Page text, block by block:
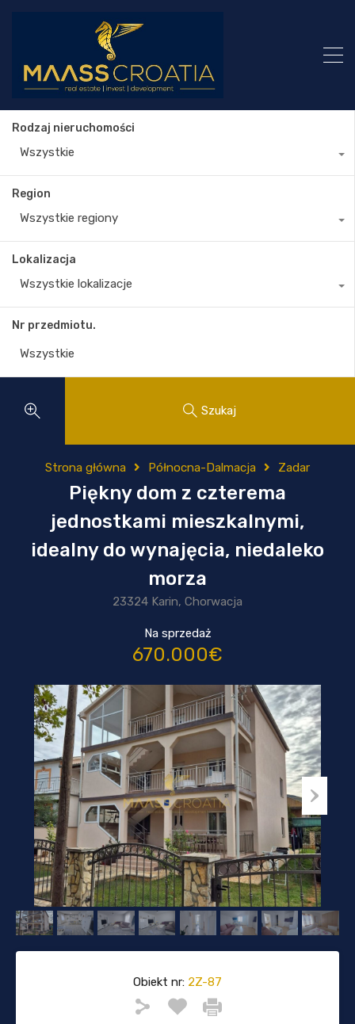
Rodzaj nieruchomości
Wszystkie
Region
Wszystkie regiony
Lokalizacja
Wszystkie lokalizacje
Nr przedmiotu.
Szukaj
Strona główna Północna-Dalmacja Zadar
Piękny dom z czterema
jednostkami mieszkalnymi,
idealny do wynajęcia, niedaleko
morza
23324 Karin, Chorwacja
Na sprzedaż
670.000€
Obiekt nr: 2Z-87